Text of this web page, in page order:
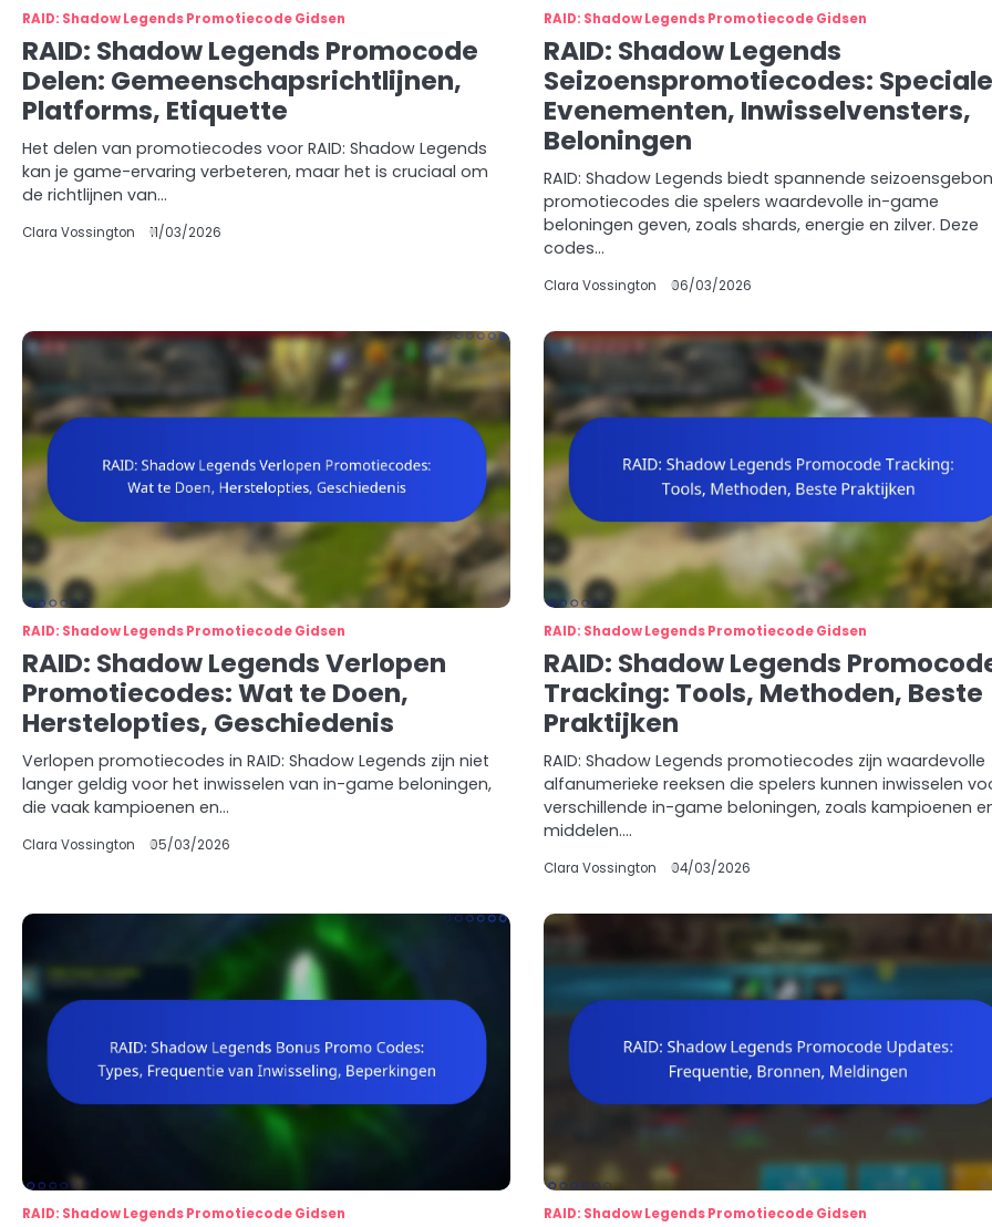
RAID: Shadow Legends Promotiecode Gidsen
RAID: Shadow Legends Promocode
Delen: Gemeenschapsrichtlijnen,
Platforms, Etiquette
Het delen van promotiecodes voor RAID: Shadow Legends
kan je game-ervaring verbeteren, maar het is cruciaal om
de richtlijnen van…
Clara Vossington 11/03/2026
RAID: Shadow Legends Promotiecode Gidsen
RAID: Shadow Legends
Seizoenspromotiecodes:
Evenementen, Inwisselvensters,
Beloningen
RAID: Shadow Legends biedt spannende
promotiecodes die spelers waardevolle in-game
beloningen geven, zoals shards, energie en zilver. Deze
codes…
Clara Vossington 06/03/2026
RAID: Shadow Legends Promotiecode Gidsen
RAID: Shadow Legends Verlopen
Promotiecodes: Wat te Doen,
Herstelopties, Geschiedenis
Verlopen promotiecodes in RAID: Shadow Legends zijn niet
langer geldig voor het inwisselen van in-game beloningen,
die vaak kampioenen en…
Clara Vossington 05/03/2026
RAID: Shadow Legends Promotiecode Gidsen
RAID: Shadow Legends
Tracking: Tools, Methoden, Beste
Praktijken
RAID: Shadow Legends promotiecodes zijn waardevolle
alfanumerieke reeksen die spelers kunnen inwisselen
verschillende in-game beloningen, zoals kampioenen
middelen.…
Clara Vossington 04/03/2026
RAID: Shadow Legends Promotiecode Gidsen RAID: Shadow Legends Promotiecode Gidsen